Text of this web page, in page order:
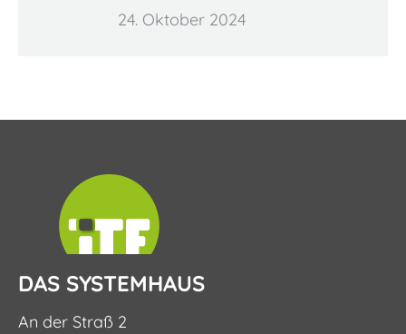
24. Oktober 2024
DAS SYSTEMHAUS
An der Straß 2